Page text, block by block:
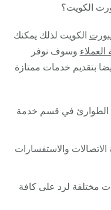
الكويت؟
الكويت لذلك يمكنك
وسوف نوفر
بتقديم خدمات ممتازة
الطوارئ في قسم خدمة
والاستفسارات
مختلفة لرد على كافة